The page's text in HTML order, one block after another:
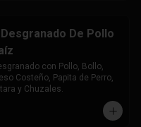
De Pollo
con Pollo, Bollo,
Costeño, Papita de Perro,
y Chuzales.